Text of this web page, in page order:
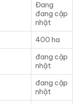
Đang
đang cập
nhật
400 ha
đang cập
nhật
đang cập
nhật